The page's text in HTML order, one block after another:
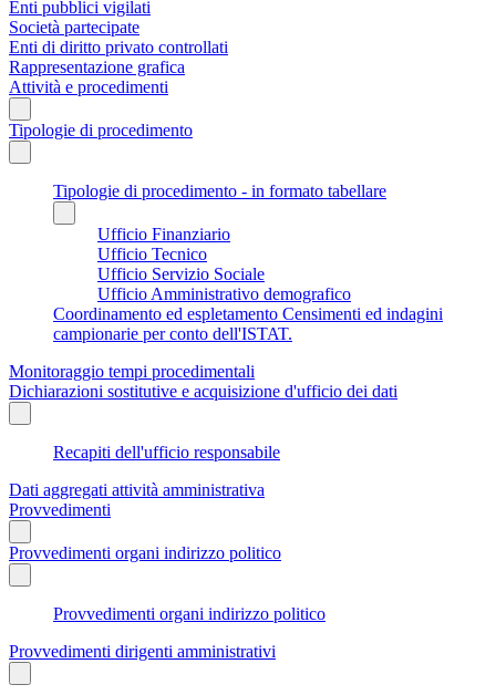
Enti pubblici vigilati
Società partecipate
Enti di diritto privato controllati
Rappresentazione grafica
Attività e procedimenti
Tipologie di procedimento
Tipologie di procedimento - in formato tabellare
Ufficio Finanziario
Ufficio Tecnico
Ufficio Servizio Sociale
Ufficio Amministrativo demografico
Coordinamento ed espletamento Censimenti ed indagini
campionarie per conto dell'ISTAT.
Monitoraggio tempi procedimentali
Dichiarazioni sostitutive e acquisizione d'ufficio dei dati
Recapiti dell'ufficio responsabile
Dati aggregati attività amministrativa
Provvedimenti
Provvedimenti organi indirizzo politico
Provvedimenti organi indirizzo politico
Provvedimenti dirigenti amministrativi